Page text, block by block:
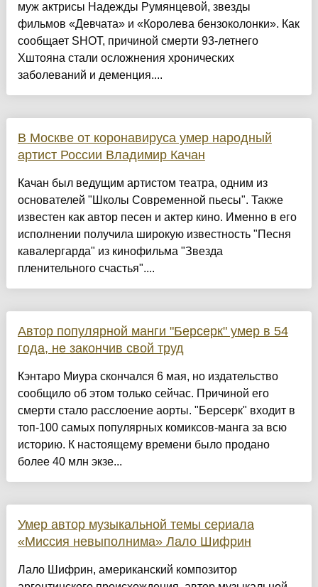
муж актрисы Надежды Румянцевой, звезды
фильмов «Девчата» и «Королева бензоколонки». Как
сообщает SHOT, причиной смерти 93-летнего
Хштояна стали осложнения хронических
заболеваний и деменция....
В Москве от коронавируса умер народный
артист России Владимир Качан
Качан был ведущим артистом театра, одним из
основателей "Школы Современной пьесы". Также
известен как автор песен и актер кино. Именно в его
исполнении получила широкую известность "Песня
кавалергарда" из кинофильма "Звезда
пленительного счастья"....
Автор популярной манги "Берсерк" умер в 54
года, не закончив свой труд
Кэнтаро Миура скончался 6 мая, но издательство
сообщило об этом только сейчас. Причиной его
смерти стало расслоение аорты. "Берсерк" входит в
топ-100 самых популярных комиксов-манга за всю
историю. К настоящему времени было продано
более 40 млн экзе...
Умер автор музыкальной темы сериала
«Миссия невыполнима» Лало Шифрин
Лало Шифрин, американский композитор